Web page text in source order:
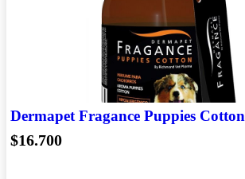
Dermapet Fragance Puppies Cotton
$16.700